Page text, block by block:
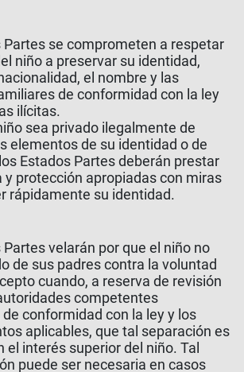
Partes se comprometen a respetar
niño a preservar su identidad,
el nombre y las
de conformidad con la ley
ilícitas.
sea privado ilegalmente de
elementos de su identidad o de
Estados Partes deberán prestar
y protección apropiadas con miras
rápidamente su identidad.
Partes velarán por que el niño no
de sus padres contra la voluntad
cuando, a reserva de revisión
competentes
conformidad con la ley y los
aplicables, que tal separación es
el interés superior del niño. Tal
puede ser necesaria en casos